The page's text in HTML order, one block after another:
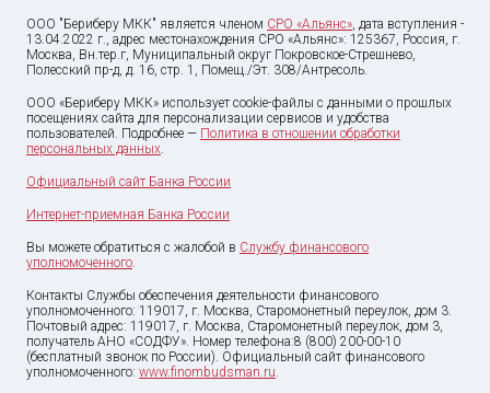
ООО "Бериберу МКК" является членом СРО «Альянс», дата вступления -
13.04.2022 г., адрес местонахождения СРО «Альянс»: 125367, Россия, г.
Москва, Вн.тер.г, Муниципальный округ Покровское-Стрешнево,
Полесский пр-д, д. 16, стр. 1, Помещ./Эт. 308/Антресоль.
ООО «Бериберу МКК» использует cookie-файлы с данными о прошлых
посещениях сайта для персонализации сервисов и удобства
пользователей. Подробнее — Политика в отношении обработки
персональных данных.
Официальный сайт Банка России
Интернет-приемная Банка России
Вы можете обратиться с жалобой в Службу финансового
уполномоченного.
Контакты Службы обеспечения деятельности финансового
уполномоченного: 119017, г. Москва, Старомонетный переулок, дом 3.
Почтовый адрес: 119017, г. Москва, Старомонетный переулок, дом 3,
получатель АНО «СОДФУ». Номер телефона:8 (800) 200-00-10
(бесплатный звонок по России). Официальный сайт финансового
уполномоченного: www.finombudsman.ru.